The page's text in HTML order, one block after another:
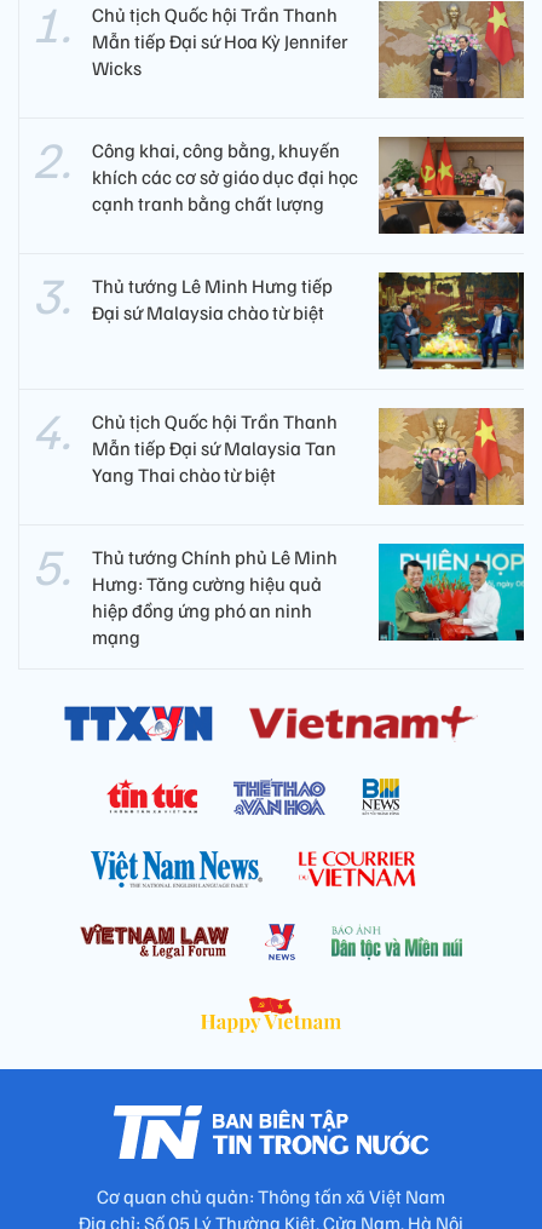
Chủ tịch Quốc hội Trần Thanh
Mẫn tiếp Đại sứ Hoa Kỳ Jennifer
Wicks
Công khai, công bằng, khuyến
khích các cơ sở giáo dục đại học
cạnh tranh bằng chất lượng​
Thủ tướng Lê Minh Hưng tiếp
Đại sứ Malaysia chào từ biệt
Chủ tịch Quốc hội Trần Thanh
Mẫn tiếp Đại sứ Malaysia Tan
Yang Thai chào từ biệt
Thủ tướng Chính phủ Lê Minh
Hưng: Tăng cường hiệu quả
hiệp đồng ứng phó an ninh
mạng
Cơ quan chủ quản: Thông tấn xã Việt Nam
Địa chỉ: Số 05 Lý Thường Kiệt, Cửa Nam, Hà Nội